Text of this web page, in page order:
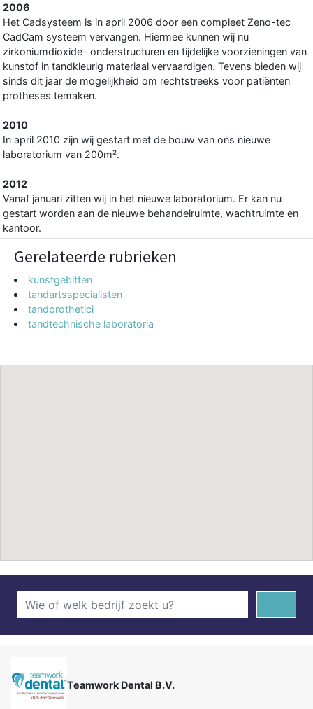
2006
Het Cadsysteem is in april 2006 door een compleet Zeno-tec
CadCam systeem vervangen. Hiermee kunnen wij nu
zirkoniumdioxide- onderstructuren en tijdelijke voorzieningen van
kunstof in tandkleurig materiaal vervaardigen. Tevens bieden wij
sinds dit jaar de mogelijkheid om rechtstreeks voor patiënten
protheses temaken.
2010
In april 2010 zijn wij gestart met de bouw van ons nieuwe
laboratorium van 200m².
2012
Vanaf januari zitten wij in het nieuwe laboratorium. Er kan nu
gestart worden aan de nieuwe behandelruimte, wachtruimte en
kantoor.
Gerelateerde rubrieken
kunstgebitten
tandartsspecialisten
tandprothetici
tandtechnische laboratoria
Teamwork Dental B.V.